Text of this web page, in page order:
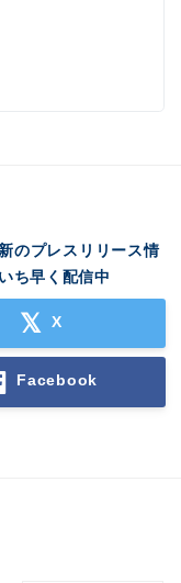
のプレスリリース情
ち早く配信中
X
Facebook